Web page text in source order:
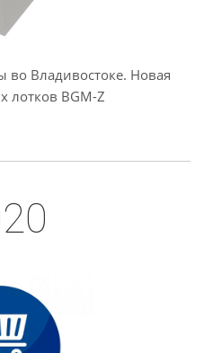
Владивостоке. Новая
лотков BGM-Z